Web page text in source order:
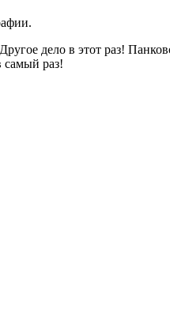
дело в этот раз!
самый раз!